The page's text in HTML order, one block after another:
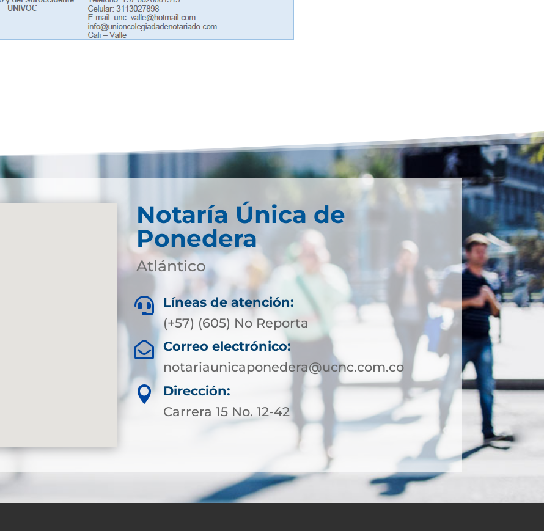
Notaría Única de
Ponedera
Atlántico

Líneas de atención:
(+57) (605) No Reporta

Correo electrónico:
notariaunicaponedera@ucnc.com.co

Dirección:
Carrera 15 No. 12-42